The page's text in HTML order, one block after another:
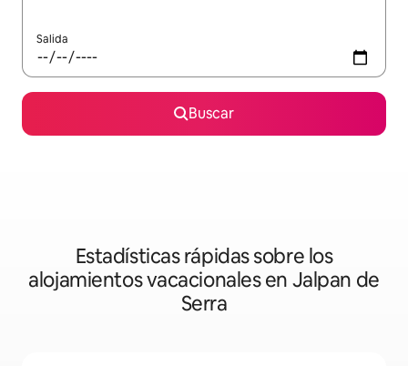
Salida
Buscar
Estadísticas rápidas sobre los
alojamientos vacacionales en Jalpan de
Serra